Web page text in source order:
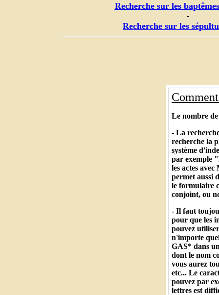
Recherche sur les
-
Recherche sur les
Le nombre de
- La
recherche la
système
par exemple
les actes
permet aussi
le formulaire
conjoint, ou
- Il faut
pour que les
pouvez
n'importe
GAS* dans
dont le nom
vous aurez
etc... Le
pouvez par
lettres est